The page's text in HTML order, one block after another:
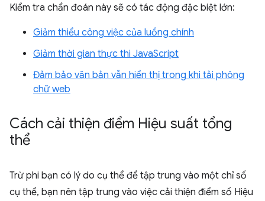
Kiểm tra chẩn đoán này sẽ có tác động đặc biệt lớn:
Giảm thiểu công việc của luồng chính
Giảm thời gian thực thi JavaScript
Đảm bảo văn bản vẫn hiển thị trong khi tải phông
chữ web
Cách cải thiện điểm Hiệu suất tổng
thể
Trừ phi bạn có lý do cụ thể để tập trung vào một chỉ số
cụ thể, bạn nên tập trung vào việc cải thiện điểm số Hiệu